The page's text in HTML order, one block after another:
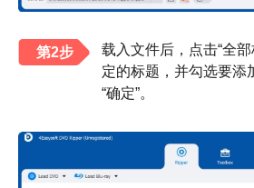
第2步
载入文件后，点击“全
定的标题，并勾选要添
“确定”。